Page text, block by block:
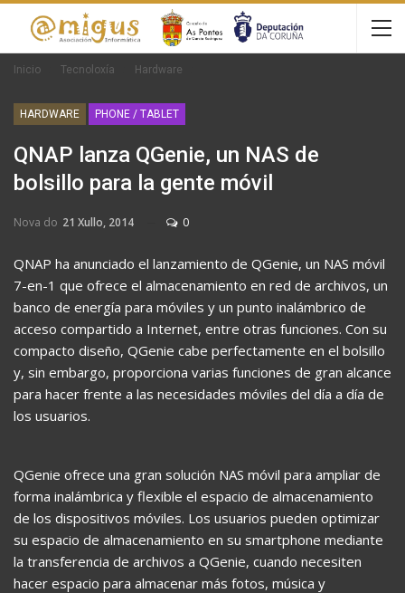
Inicio Tecnoloxía Hardware
HARDWARE PHONE / TABLET
QNAP lanza QGenie, un NAS de
bolsillo para la gente móvil
Nova do 21 Xullo, 2014 0
QNAP ha anunciado el lanzamiento de QGenie, un NAS móvil
7-en-1 que ofrece el almacenamiento en red de archivos, un
banco de energía para móviles y un punto inalámbrico de
acceso compartido a Internet, entre otras funciones. Con su
compacto diseño, QGenie cabe perfectamente en el bolsillo
y, sin embargo, proporciona varias funciones de gran alcance
para hacer frente a las necesidades móviles del día a día de
los usuarios.
QGenie ofrece una gran solución NAS móvil para ampliar de
forma inalámbrica y flexible el espacio de almacenamiento
de los dispositivos móviles. Los usuarios pueden optimizar
su espacio de almacenamiento en su smartphone mediante
la transferencia de archivos a QGenie, cuando necesiten
hacer espacio para almacenar más fotos, música y